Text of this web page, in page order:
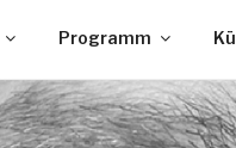
Programm